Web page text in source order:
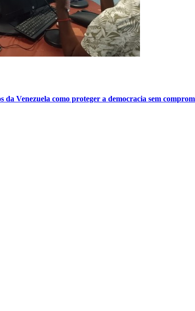
Venezuela como proteger a democracia sem